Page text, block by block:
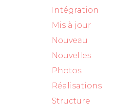
Intégration
Mis à jour
Nouveau
Nouvelles
Photos
Réalisations
Structure